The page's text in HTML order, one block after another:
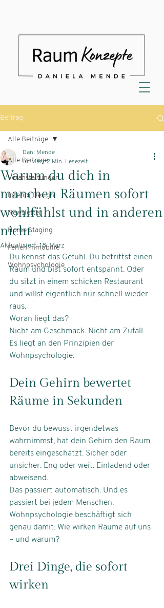
Beitrag
Alle Beiträge
Veranstaltungen
Interior Design
Newsletter
Home Staging
Ferienimmobilie
Wohnpsychologie
Alle Beiträge
Warum du dich in
manchen Räumen sofort
wohlfühlst und in anderen
nicht
Dani Mende
16. März 2 Min. Lesezeit
Aktualisiert:18. März
Du kennst das Gefühl. Du betrittst einen
Raum und bist sofort entspannt. Oder
du sitzt in einem schicken Restaurant
und willst eigentlich nur schnell wieder
raus.
Woran liegt das?
Nicht am Geschmack. Nicht am Zufall.
Es liegt an den Prinzipien der
Wohnpsychologie.
Dein Gehirn bewertet
Räume in Sekunden
Bevor du bewusst irgendetwas
wahrnimmst, hat dein Gehirn den Raum
bereits eingeschätzt. Sicher oder
unsicher. Eng oder weit. Einladend oder
abweisend.
Das passiert automatisch. Und es
passiert bei jedem Menschen.
Wohnpsychologie beschäftigt sich
genau damit: Wie wirken Räume auf uns
– und warum?
Drei Dinge, die sofort
wirken